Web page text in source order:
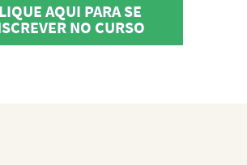
AQUI PARA SE
NO CURSO